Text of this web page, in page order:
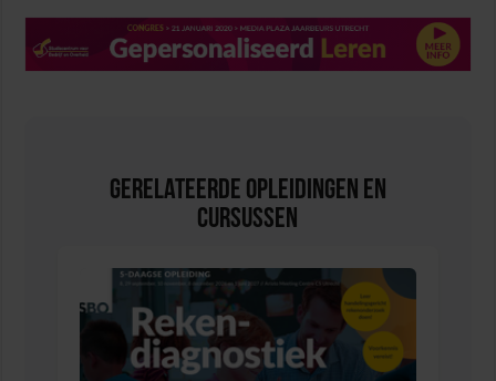
Gerelateerde Opleidingen en
Cursussen